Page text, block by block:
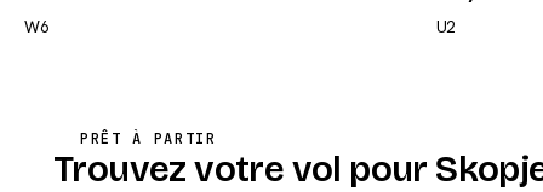
W6 U2
PRÊT À PARTIR
Trouvez votre vol pour